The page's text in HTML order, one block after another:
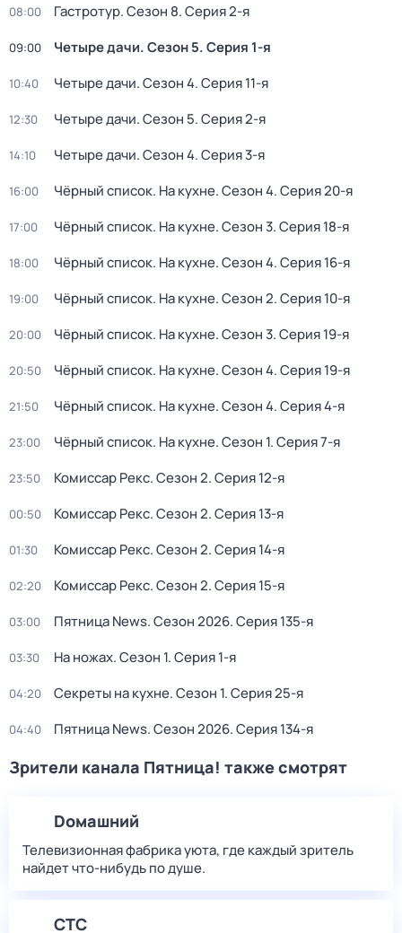
08:00 Гастротур. Сезон 8. Серия 2-я
09:00 Четыре дачи. Сезон 5. Серия 1-я
10:40 Четыре дачи. Сезон 4. Серия 11-я
12:30 Четыре дачи. Сезон 5. Серия 2-я
14:10 Четыре дачи. Сезон 4. Серия 3-я
16:00 Чёрный список. На кухне. Сезон 4. Серия 20-я
17:00 Чёрный список. На кухне. Сезон 3. Серия 18-я
18:00 Чёрный список. На кухне. Сезон 4. Серия 16-я
19:00 Чёрный список. На кухне. Сезон 2. Серия 10-я
20:00 Чёрный список. На кухне. Сезон 3. Серия 19-я
20:50 Чёрный список. На кухне. Сезон 4. Серия 19-я
21:50 Чёрный список. На кухне. Сезон 4. Серия 4-я
23:00 Чёрный список. На кухне. Сезон 1. Серия 7-я
23:50 Комиссар Рекс. Сезон 2. Серия 12-я
00:50 Комиссар Рекс. Сезон 2. Серия 13-я
01:30 Комиссар Рекс. Сезон 2. Серия 14-я
02:20 Комиссар Рекс. Сезон 2. Серия 15-я
03:00 Пятница News. Сезон 2026. Серия 135-я
03:30 На ножах. Сезон 1. Серия 1-я
04:20 Секреты на кухне. Сезон 1. Серия 25-я
04:40 Пятница News. Сезон 2026. Серия 134-я
Зрители канала Пятница! также смотрят
Dомашний
Телевизионная фабрика уюта, где каждый зритель
найдет что‑нибудь по душе.
СТС